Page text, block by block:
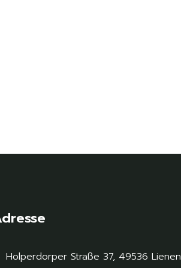
Holperdorper Straße 37, 49536 Lienen